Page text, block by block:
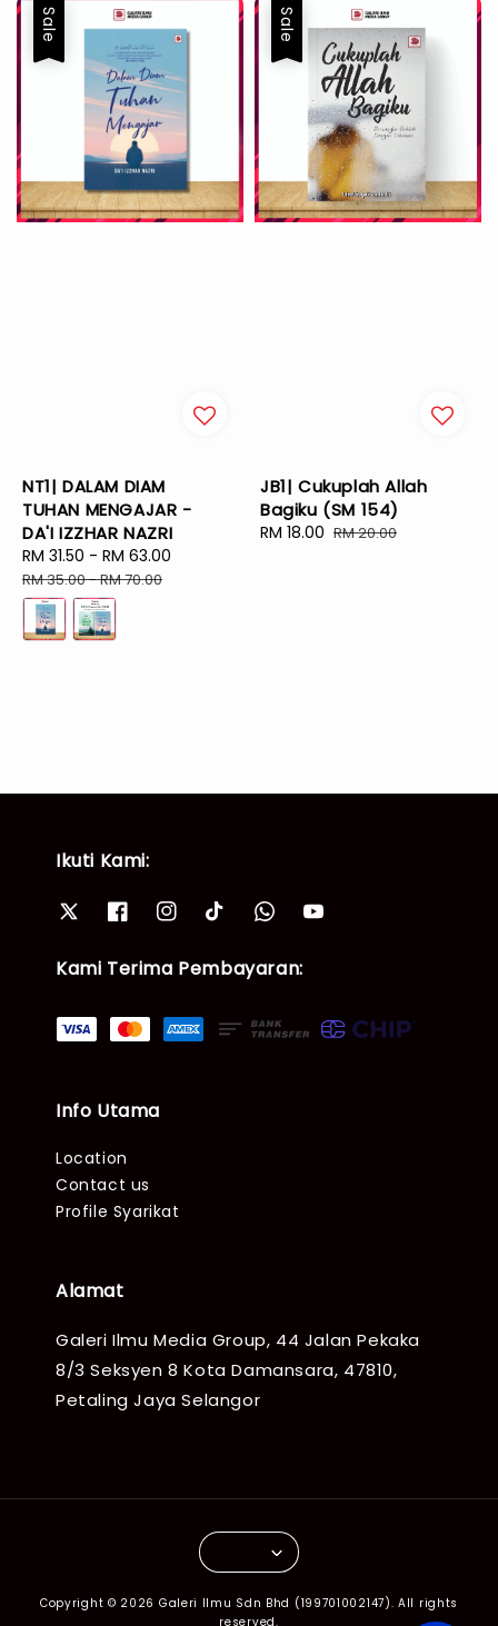
Sale
NT1| DALAM DIAM
TUHAN MENGAJAR -
DA'I IZZHAR NAZRI
Sale
price
RM 31.50 - RM 63.00
RM 35.00-RM 70.00
Sale
JB1| Cukuplah Allah
Bagiku (SM 154)
Sale
RM 18.00 Regular
RM 20.00
Ikuti Kami:
Kami Terima Pembayaran:
Info Utama
Location
Contact us
Profile Syarikat
Alamat
Galeri Ilmu Media Group, 44 Jalan Pekaka
8/3 Seksyen 8 Kota Damansara, 47810,
Petaling Jaya Selangor
Copyright © 2026 Galeri Ilmu Sdn Bhd (199701002147). All rights
reserved.